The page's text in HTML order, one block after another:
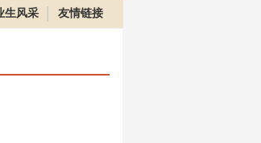
生风采 友情链接